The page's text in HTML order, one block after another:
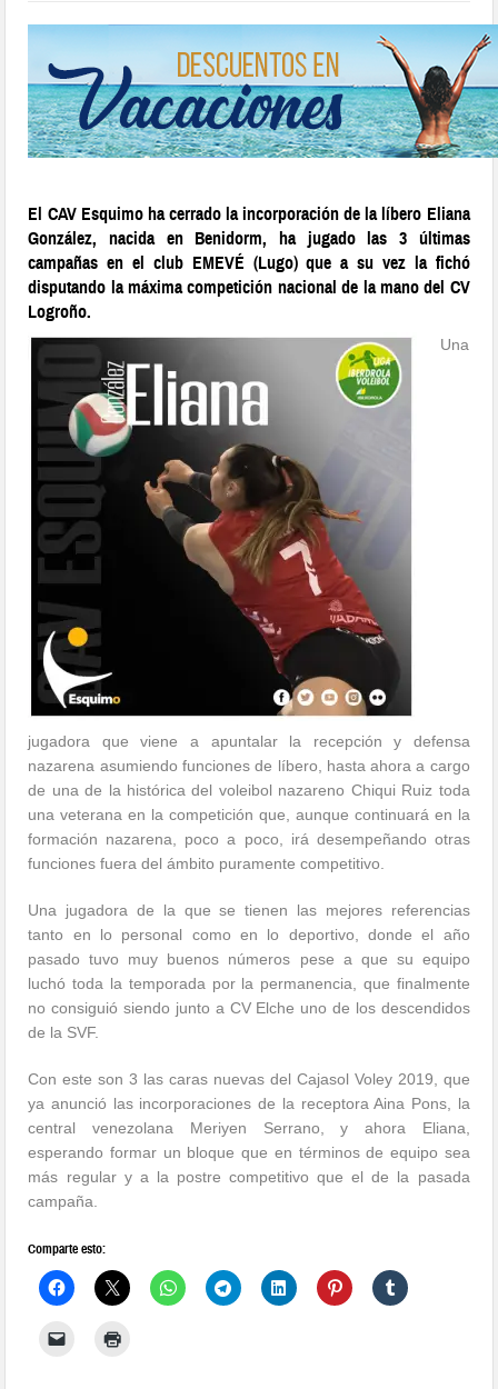
El CAV Esquimo ha cerrado la incorporación de la líbero Eliana
González, nacida en Benidorm, ha jugado las 3 últimas
campañas en el club EMEVÉ (Lugo) que a su vez la fichó
disputando la máxima competición nacional de la mano del CV
Logroño.
Una
jugadora que viene a apuntalar la recepción y defensa
nazarena asumiendo funciones de líbero, hasta ahora a cargo
de una de la histórica del voleibol nazareno Chiqui Ruiz toda
una veterana en la competición que, aunque continuará en la
formación nazarena, poco a poco, irá desempeñando otras
funciones fuera del ámbito puramente competitivo.
Una jugadora de la que se tienen las mejores referencias
tanto en lo personal como en lo deportivo, donde el año
pasado tuvo muy buenos números pese a que su equipo
luchó toda la temporada por la permanencia, que finalmente
no consiguió siendo junto a CV Elche uno de los descendidos
de la SVF.
Con este son 3 las caras nuevas del Cajasol Voley 2019, que
ya anunció las incorporaciones de la receptora Aina Pons, la
central venezolana Meriyen Serrano, y ahora Eliana,
esperando formar un bloque que en términos de equipo sea
más regular y a la postre competitivo que el de la pasada
campaña.
Comparte esto: